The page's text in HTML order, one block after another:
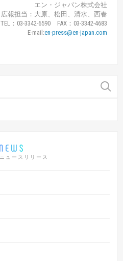
ニュースリリース
エン・ジャパン株式会社
広報担当：大原、松田、清水、西春
TEL：03-3342-6590 FAX：03-3342-4683
E-mail:en-press@en-japan.com